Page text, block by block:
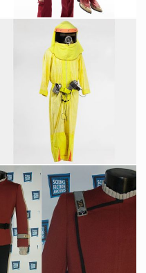
Costume de cow-boy original de Marty McFly (Michael J. Fox) dans Retour vers le Futur III
Vu à l'écran
Combinaison anti-radiation de Marty McFly
Vu à l'écran